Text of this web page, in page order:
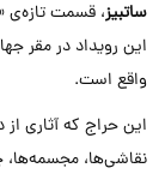
ساتبیز، قسمت تازه‌ی «
واقع است.
نقاشی‌ها، مجسمه‌ها،